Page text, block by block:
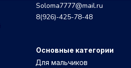
Soloma7777@mail.ru
8(926)-425-78-48
Основные категории
Для мальчиков